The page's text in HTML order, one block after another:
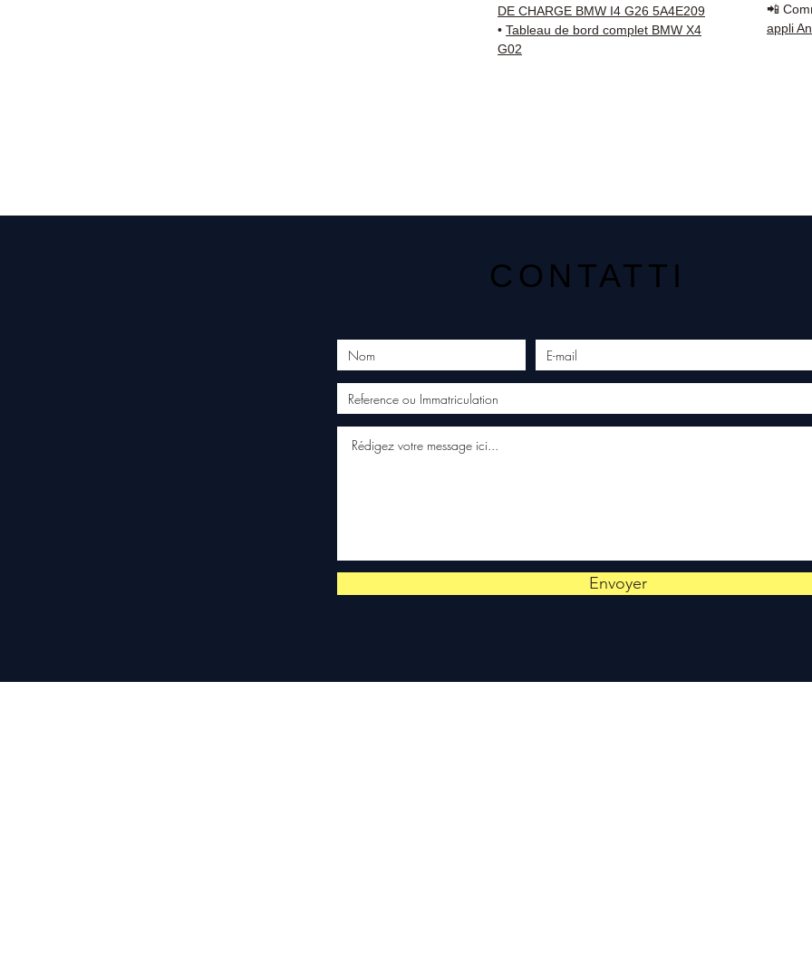
DE CHARGE BMW I4 G26 5A4E209
• Tableau de bord complet BMW X4
G02
📲
appli
CONTATTI
Envoyer